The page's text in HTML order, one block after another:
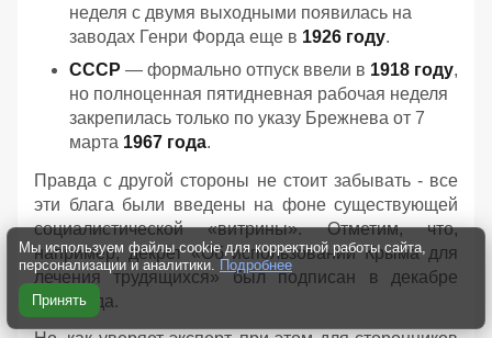
неделя с двумя выходными появилась на
заводах Генри Форда еще в 1926 году.
СССР — формально отпуск ввели в 1918 году,
но полноценная пятидневная рабочая неделя
закрепилась только по указу Брежнева от 7
марта 1967 года.
Правда с другой стороны не стоит забывать - все
эти блага были введены на фоне существующей
социалистической «витрины». Отметим, что,
например, декрет «Об использовании Крыма для
лечения трудящихся» был подписан в декабре
1920 года.
Мы используем файлы cookie для корректной работы сайта,
персонализации и аналитики. Подробнее
Принять